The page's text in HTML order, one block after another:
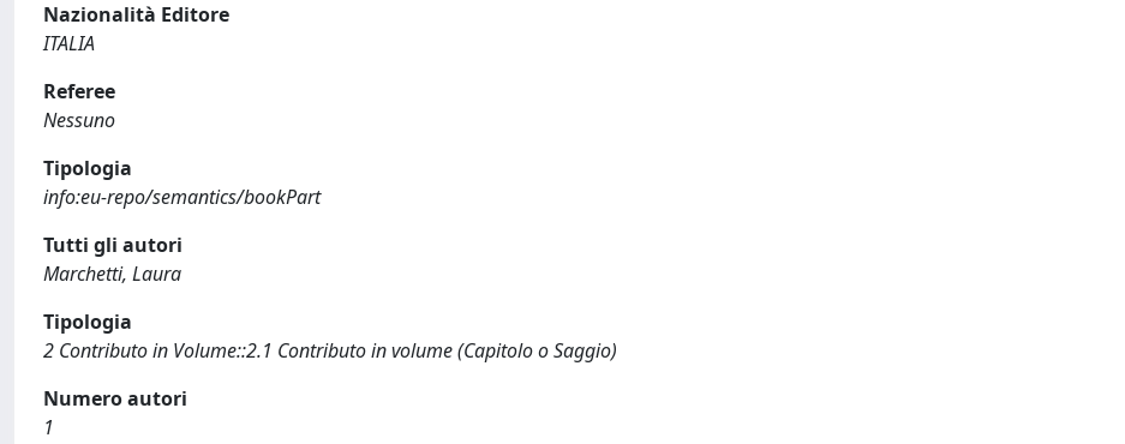
Nazionalità Editore
ITALIA
Referee
Nessuno
Tipologia
info:eu-repo/semantics/bookPart
Tutti gli autori
Marchetti, Laura
Tipologia
2 Contributo in Volume::2.1 Contributo in volume (Capitolo o Saggio)
Numero autori
1